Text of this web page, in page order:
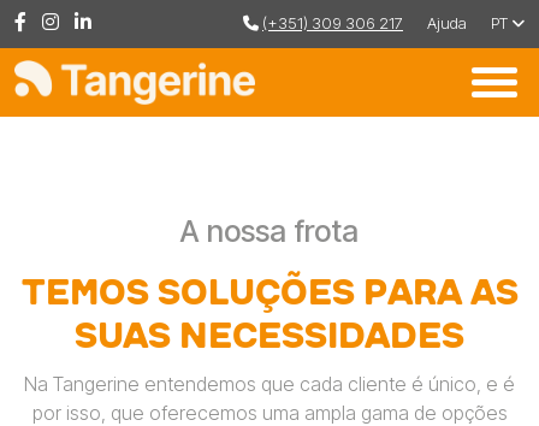
(+351) 309 306 217 Ajuda PT
A nossa frota
Temos soluções para as
suas necessidades
Na Tangerine entendemos que cada cliente é único, e é
por isso, que oferecemos uma ampla gama de opções